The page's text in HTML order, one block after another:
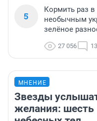
5
Кормить раз
необычным
зелёное
27 056 13
МНЕНИЕ
Звезды
желания: шесть